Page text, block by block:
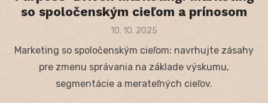
so spoločenským cieľom a prínosom
Posted
10. 10. 2025
Marketing so spoločenským cieľom: navrhujte zásahy
pre zmenu správania na základe výskumu,
segmentácie a merateľných cieľov.